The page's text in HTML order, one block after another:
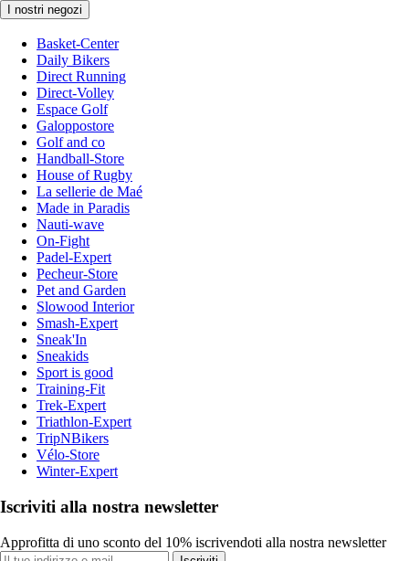
I nostri negozi
Basket-Center
Daily Bikers
Direct Running
Direct-Volley
Espace Golf
Galoppostore
Golf and co
Handball-Store
House of Rugby
La sellerie de Maé
Made in Paradis
Nauti-wave
On-Fight
Padel-Expert
Pecheur-Store
Pet and Garden
Slowood Interior
Smash-Expert
Sneak'In
Sneakids
Sport is good
Training-Fit
Trek-Expert
Triathlon-Expert
TripNBikers
Vélo-Store
Winter-Expert
Iscriviti alla nostra newsletter
Approfitta di uno sconto del 10% iscrivendoti alla nostra newsletter